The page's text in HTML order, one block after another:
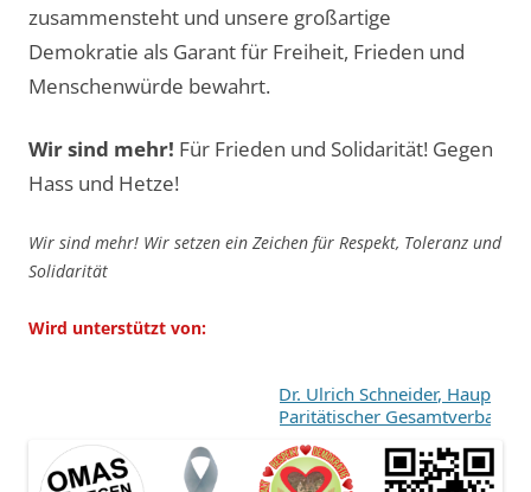
zusammensteht und unsere großartige
Demokratie als Garant für Freiheit, Frieden und
Menschenwürde bewahrt.
Wir sind mehr! Für Frieden und Solidarität! Gegen
Hass und Hetze!
Wir sind mehr! Wir setzen ein Zeichen für Respekt, Toleranz und
Solidarität
Wird unterstützt von:
Dr. Ulrich Schneider,
Paritätischer Gesamtverband